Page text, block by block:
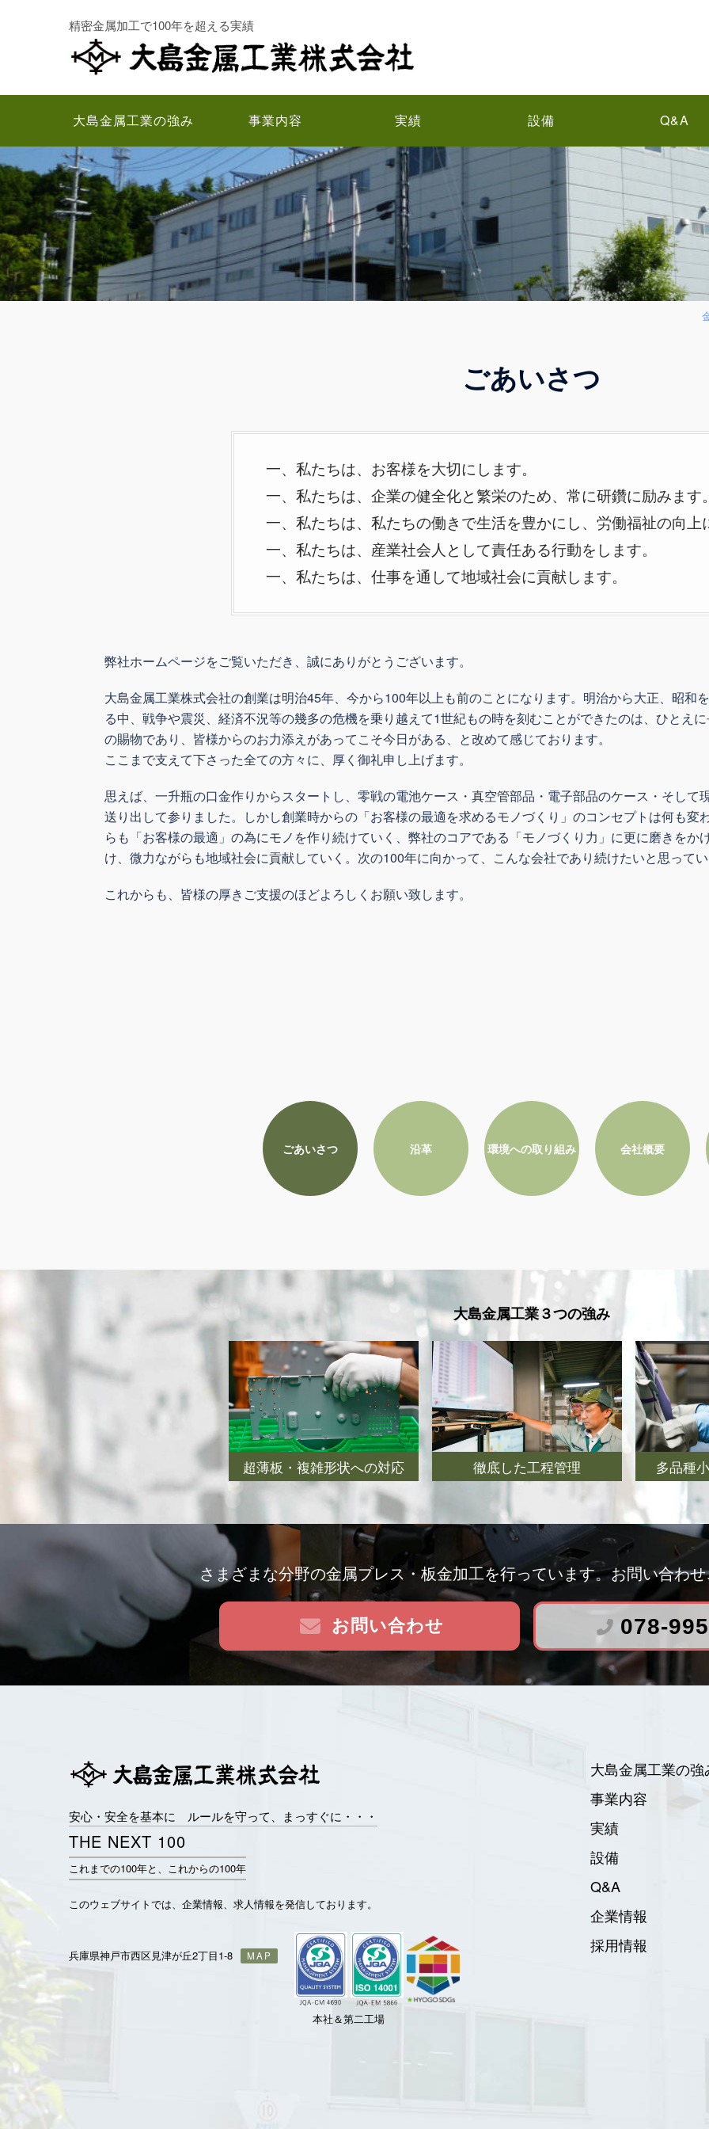
ツ
ッ
プ
精密金属加工で100年を超える実績
大島金属工業の強み 事業内容 実績 設備 Q&A
ごあいさつ
私たちは、お客様を大切にします。
私たちは、企業の健全化と繁栄のため、常に研鑽に励みます
私たちは、私たちの働きで生活を豊かにし、労働福祉の向上
私たちは、産業社会人として責任ある行動をします。
私たちは、仕事を通して地域社会に貢献します。
弊社ホームページをご覧いただき、誠にありがとうございます。
大島金属工業株式会社の創業は明治45年、今から100年以上も前のことになります。明治から大正、昭和
る中、戦争や震災、経済不況等の幾多の危機を乗り越えて1世紀もの時を刻むことができたのは、ひとえ
の賜物であり、皆様からのお力添えがあってこそ今日がある、と改めて感じております。
ここまで支えて下さった全ての方々に、厚く御礼申し上げます。
思えば、一升瓶の口金作りからスタートし、零戦の電池ケース・真空管部品・電子部品のケース・そして
送り出して参りました。しかし創業時からの「お客様の最適を求めるモノづくり」のコンセプトは何も変
らも「お客様の最適」の為にモノを作り続けていく、弊社のコアである「モノづくり力」に更に磨きをか
け、微力ながらも地域社会に貢献していく。次の100年に向かって、こんな会社であり続けたいと思って
これからも、皆様の厚きご支援のほどよろしくお願い致します。
ごあいさつ 沿革 環境への取り組み 会社概要
大島金属工業３つの強み
超薄板・複雑形状への対応 徹底した工程管理 多品種
さまざまな分野の金属プレス・板金加工を行っています。お問い合わ
お問い合わせ 078-
安心・安全を基本に ルールを守って、まっすぐに・・・
THE NEXT 100
これまでの100年と、これからの100年
このウェブサイトでは、企業情報、求人情報を発信しております。
兵庫県神戸市西区見津が丘2丁目1-8 MAP
本社＆第二工場
大島金属工業の強
事業内容
実績
設備
Q&A
企業情報
採用情報